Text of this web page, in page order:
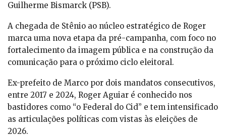
Guilherme Bismarck (PSB).
A chegada de Stênio ao núcleo estratégico de Roger
marca uma nova etapa da pré-campanha, com foco no
fortalecimento da imagem pública e na construção da
comunicação para o próximo ciclo eleitoral.
Ex-prefeito de Marco por dois mandatos consecutivos,
entre 2017 e 2024, Roger Aguiar é conhecido nos
bastidores como “o Federal do Cid” e tem intensificado
as articulações políticas com vistas às eleições de
2026.